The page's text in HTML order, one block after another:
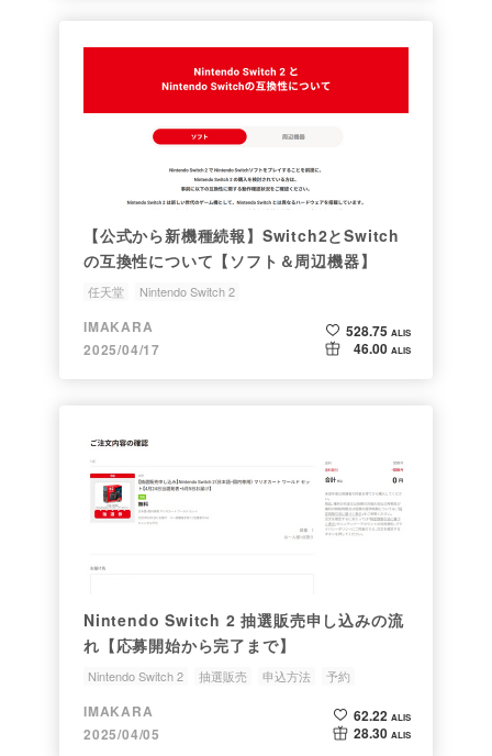
【公式から新機種続報】Switch2とSwitch
の互換性について【ソフト＆周辺機器】
任天堂
Nintendo Switch 2
マリオカートワールドダイレクト
IMAKARA
2025/04/17
528.75 ALIS
46.00 ALIS
Nintendo Switch 2 抽選販売申し込みの流
れ【応募開始から完了まで】
Nintendo Switch 2 抽選販売 申込方法 予約
IMAKARA
2025/04/05
62.22 ALIS
28.30 ALIS